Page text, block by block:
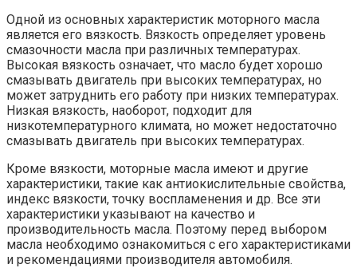
Одной из основных характеристик моторного масла
является его вязкость. Вязкость определяет уровень
смазочности масла при различных температурах.
Высокая вязкость означает, что масло будет хорошо
смазывать двигатель при высоких температурах, но
может затруднить его работу при низких температурах.
Низкая вязкость, наоборот, подходит для
низкотемпературного климата, но может недостаточно
смазывать двигатель при высоких температурах.
Кроме вязкости, моторные масла имеют и другие
характеристики, такие как антиокислительные свойства,
индекс вязкости, точку воспламенения и др. Все эти
характеристики указывают на качество и
производительность масла. Поэтому перед выбором
масла необходимо ознакомиться с его характеристиками
и рекомендациями производителя автомобиля.